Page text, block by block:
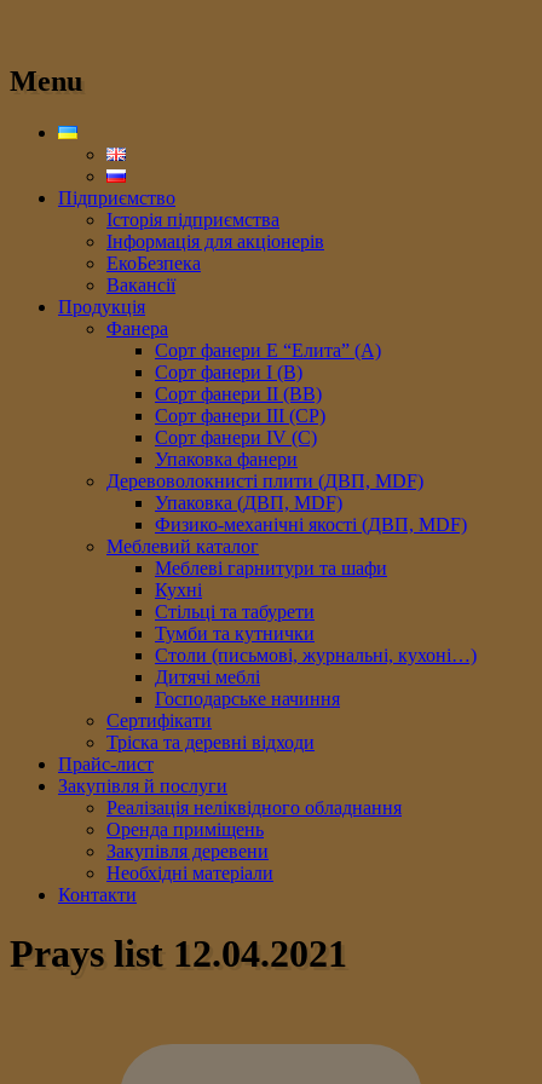
Menu
Підприємство
Історія підприємства
Інформація для акціонерів
ЕкоБезпека
Вакансії
Продукція
Фанера
Сорт фанери E “Елита” (A)
Сорт фанери I (В)
Сорт фанери II (ВB)
Сорт фанери III (CP)
Сорт фанери IV (C)
Упаковка фанери
Деревоволокнисті плити (ДВП, MDF)
Упаковка (ДВП, MDF)
Физико-механічні якості (ДВП, MDF)
Меблевий каталог
Меблеві гарнитури та шафи
Кухні
Стільці та табурети
Тумби та кутнички
Столи (письмові, журнальні, кухоні…)
Дитячі меблі
Господарське начиння
Сертифікати
Тріска та деревні відходи
Прайс-лист
Закупівля й послуги
Реалізація неліквідного обладнання
Оренда приміщень
Закупівля деревени
Необхідні матеріали
Контакти
Prays list 12.04.2021